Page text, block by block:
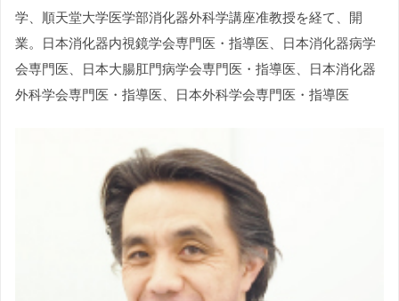
学、順天堂大学医学部消化器外科学講座准教授を経て、開
業。日本消化器内視鏡学会専門医・指導医、日本消化器病学
会専門医、日本大腸肛門病学会専門医・指導医、日本消化器
外科学会専門医・指導医、日本外科学会専門医・指導医